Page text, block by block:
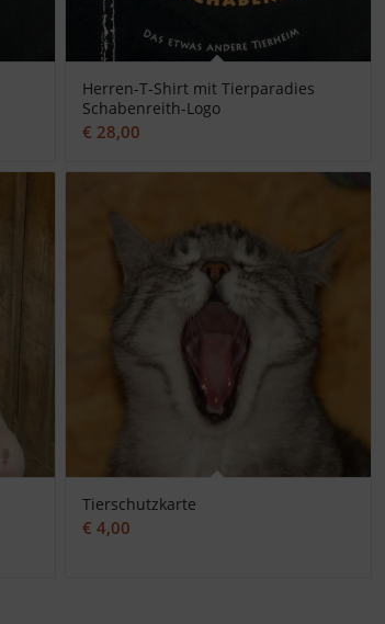
Herren-T-Shirt mit Tierparadies
Schabenreith-Logo
€ 28,00
Tierschutzkarte
€ 4,00